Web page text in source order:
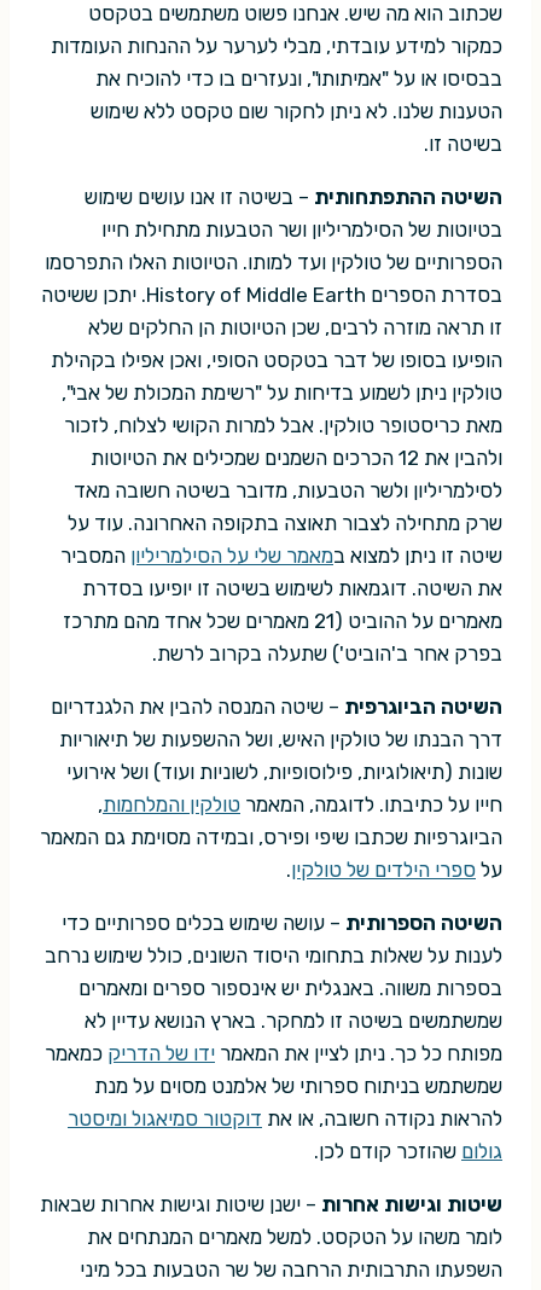
שכתוב הוא מה שיש. אנחנו פשוט משתמשים בטקסט
כמקור למידע עובדתי, מבלי לערער על ההנחות העומדות
בבסיסו או על "אמיתותו", ונעזרים בו כדי להוכיח את
הטענות שלנו. לא ניתן לחקור שום טקסט ללא שימוש
בשיטה זו.
השיטה ההתפתחותית – בשיטה זו אנו עושים שימוש
בטיוטות של הסילמריליון ושר הטבעות מתחילת חייו
הספרותיים של טולקין ועד למותו. הטיוטות האלו התפרסמו
בסדרת הספרים History of Middle Earth. יתכן ששיטה
זו תראה מוזרה לרבים, שכן הטיוטות הן החלקים שלא
הופיעו בסופו של דבר בטקסט הסופי, ואכן אפילו בקהילת
טולקין ניתן לשמוע בדיחות על "רשימת המכולת של אבי",
מאת כריסטופר טולקין. אבל למרות הקושי לצלוח, לזכור
ולהבין את 12 הכרכים השמנים שמכילים את הטיוטות
לסילמריליון ולשר הטבעות, מדובר בשיטה חשובה מאד
שרק מתחילה לצבור תאוצה בתקופה האחרונה. עוד על
שיטה זו ניתן למצוא במאמר שלי על הסילמריליון המסביר
את השיטה. דוגמאות לשימוש בשיטה זו יופיעו בסדרת
מאמרים על ההוביט (21 מאמרים שכל אחד מהם מתרכז
בפרק אחר ב'הוביט') שתעלה בקרוב לרשת.
השיטה הביוגרפית – שיטה המנסה להבין את הלגנדריום
דרך הבנתו של טולקין האיש, ושל ההשפעות של תיאוריות
שונות (תיאולוגיות, פילוסופיות, לשוניות ועוד) ושל אירועי
חייו על כתיבתו. לדוגמה, המאמר טולקין והמלחמות,
הביוגרפיות שכתבו שיפי ופירס, ובמידה מסוימת גם המאמר
על ספרי הילדים של טולקין.
השיטה הספרותית – עושה שימוש בכלים ספרותיים כדי
לענות על שאלות בתחומי היסוד השונים, כולל שימוש נרחב
בספרות משווה. באנגלית יש אינספור ספרים ומאמרים
שמשתמשים בשיטה זו למחקר. בארץ הנושא עדיין לא
מפותח כל כך. ניתן לציין את המאמר ידו של הדריק כמאמר
שמשתמש בניתוח ספרותי של אלמנט מסוים על מנת
להראות נקודה חשובה, או את דוקטור סמיאגול ומיסטר
גולום שהוזכר קודם לכן.
שיטות וגישות אחרות – ישנן שיטות וגישות אחרות שבאות
לומר משהו על הטקסט. למשל מאמרים המנתחים את
השפעתו התרבותית הרחבה של שר הטבעות בכל מיני